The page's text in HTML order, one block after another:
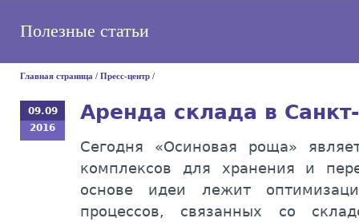
Полезные статьи
Главная страница / Пресс-центр /
09.09
2016
Аренда склада в
Сегодня «Осиновая роща»
комплексов для хранения и
основе идеи лежит
процессов, связанных со